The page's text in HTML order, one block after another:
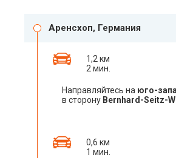
Аренсхоп, Германия
1,2 км
2 мин.
Направляйтесь на юго-
в сторону Bernhard-Seitz-
0,6 км
1 мин.